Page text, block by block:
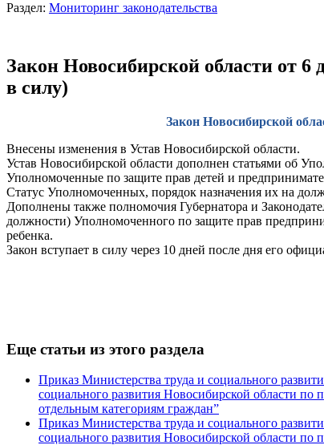
Раздел: Мониторинг законодательства
Закон Новосибирской области от 6
в силу)
Закон Новосибирской
Внесены изменения в Устав Новосибирской области.
Устав Новосибирской области дополнен статьями об
Уполномоченные по защите прав детей и
Статус Уполномоченных, порядок назначения их на
Дополнены также полномочия Губернатора и
должности) Уполномоченного по защите прав
ребенка.
Закон вступает в силу через 10 дней после дня его
Еще статьи из этого раздела
Приказ Министерства труда и социального
социального развития Новосибирской области
отдельным категориям граждан”
Приказ Министерства труда и социального
социального развития Новосибирской области